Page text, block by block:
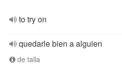
to try on
quedarle bien a alguien
de talla